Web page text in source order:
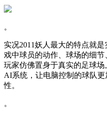
。
实况2011妖人最大的特点就
戏中球员的动作、球场的细
玩家仿佛置身于真实的足球
AI系统，让电脑控制的球队
性。
。